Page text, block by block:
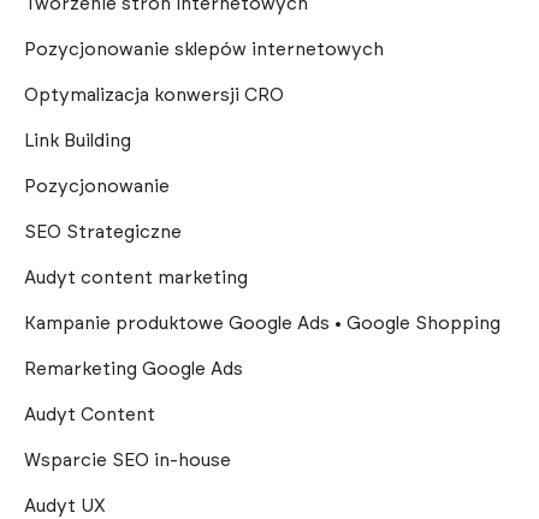
Tworzenie stron internetowych
Pozycjonowanie sklepów internetowych
Optymalizacja konwersji CRO
Link Building
Pozycjonowanie
SEO Strategiczne
Audyt content marketing
Kampanie produktowe Google Ads • Google Shopping
Remarketing Google Ads
Audyt Content
Wsparcie SEO in-house
Audyt UX